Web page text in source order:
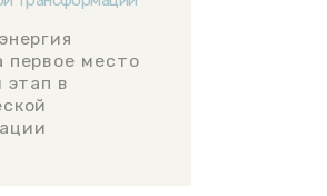
первое место
этап в